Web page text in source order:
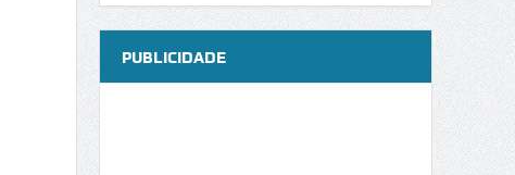
PUBLICIDADE